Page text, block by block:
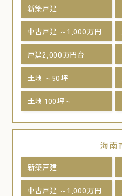
新築戸建
中古戸建 ～1,000万円
戸建2,000万円台
土地 ～50坪
土地 100坪～
海南
新築戸建
中古戸建 ～1,000万円